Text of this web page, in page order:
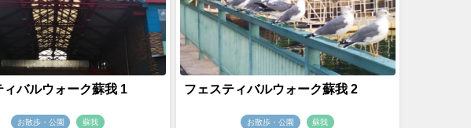
ィバルウォーク蘇我 1
お散歩・公園 蘇我
フェスティバルウォーク蘇我 2
お散歩・公園 蘇我